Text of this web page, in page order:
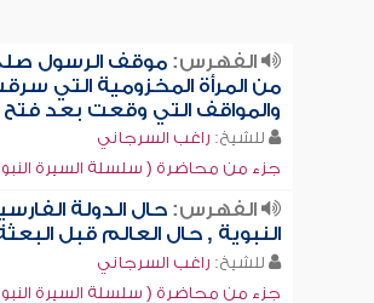
الفهرس:موقف الرسول
من المرأة المخزومية التي
والمواقف التي وقعت بعد
للشيخ: راغب السرجاني
جزء من محاضرة ( سلسلة السيرة
الفهرس:حال الدولة
النبوية , حال العالم قبل
للشيخ: راغب السرجاني
جزء من محاضرة ( سلسلة السيرة